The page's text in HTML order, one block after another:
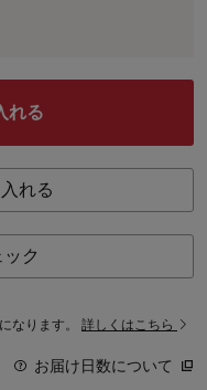
れる
れる
ク
になります。 詳しくはこちら
お届け日数について